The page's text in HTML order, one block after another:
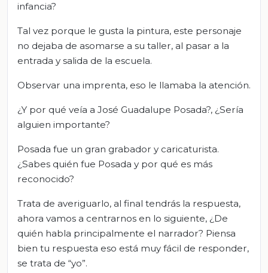
infancia?
Tal vez porque le gusta la pintura, este personaje
no dejaba de asomarse a su taller, al pasar a la
entrada y salida de la escuela.
Observar una imprenta, eso le llamaba la atención.
¿Y por qué veía a José Guadalupe Posada?, ¿Sería
alguien importante?
Posada fue un gran grabador y caricaturista.
¿Sabes quién fue Posada y por qué es más
reconocido?
Trata de averiguarlo, al final tendrás la respuesta,
ahora vamos a centrarnos en lo siguiente, ¿De
quién habla principalmente el narrador? Piensa
bien tu respuesta eso está muy fácil de responder,
se trata de “yo”.